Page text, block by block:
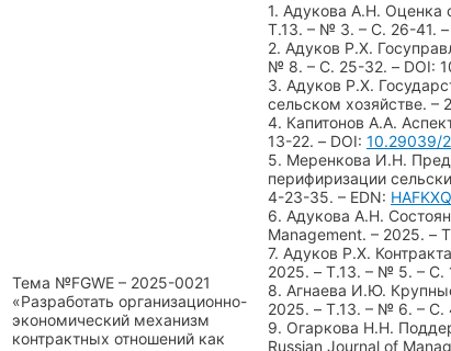
Тема №FGWE – 2025-0021
«Разработать организационно-
экономический механизм
контрактных отношений как
1. Адукова А.Н. Оценка
Т.13. – № 3. – С. 26-41. –
2. Адуков Р.Х.
№ 8. – С. 25-32. – DOI:
3. Адуков Р.Х.
сельском хозяйстве.
4. Капитонов А.А.
13-22. – DOI: 10.29039/
5. Меренкова И.Н.
перифиризации
4-23-35. – EDN: HAFKXQ
6. Адукова А.Н.
Management. – 2025. –
7. Адуков Р.Х.
2025. – Т.13. – № 5. – С.
8. Агнаева И.Ю.
2025. – Т.13. – № 6. – С.
9. Огаркова Н.Н.
Russian Journal of